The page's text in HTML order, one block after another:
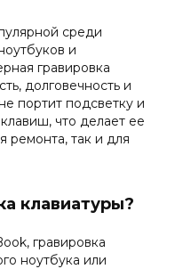
среди
и
гравировка
долговечность и
портит подсветку и
что делает ее
ремонта, так и для
клавиатуры?
гравировка
ноутбука или